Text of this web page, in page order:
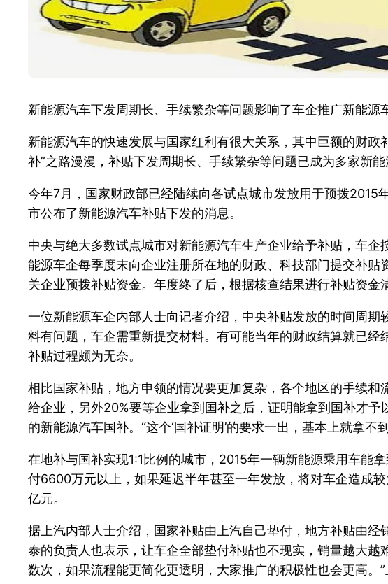
新能源汽车下发周期长、手续繁杂等问题影响了车企推广新能源
新能源汽车的快速发展与国家红利有很大关系，其中巨额的财
补”之路漫漫，补贴下发周期长、手续繁杂等问题已成为多家新能
今年7月，国家财政部已经陆续向各试点城市发放用于预拨
市公布了新能源汽车补贴下发的消息。
中央与绝大多数试点城市对新能源汽车生产企业给予补贴，车
能源车企每季度末向企业注册所在地的财政、科技部门提交补
关企业预拨补贴资金。年度终了后，根据核查结果进行补贴资金
一位新能源车企内部人士向记者介绍，中央补贴发放的时间周
料有问题，车企需重新提交材料。有可能当年的财政结算就已
补贴过程颇为无奈。
相比国家补贴，地方申领的情况要更加复杂，各个地区的手续
给企业，另外20%要等企业拿到国补之后，证明能拿到国补才
的新能源汽车国补。“这个‘国补证明’的要求一出，基本上就拿不
在地补与国补实现1:1比例的城市，2015年一辆新能源乘用车能
付6600万元以上，如果延迟半年甚至一年发放，将对车企造成
亿元。
据上汽内部人士介绍，国家补贴由上汽自己垫付，地方补贴由
泰的负责人也表示，让车企全部垫付补贴也不现实，销量越大
数次，如果流程能更简化更透明，大家推广的积极性也会更高。”